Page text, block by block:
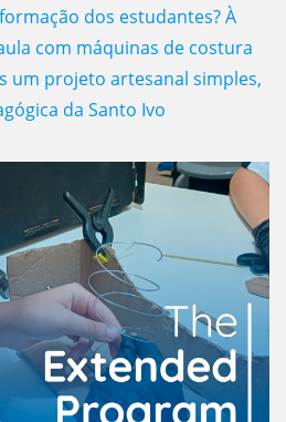
dos estudantes? À
com máquinas de costura
um projeto artesanal simples,
da Santo Ivo